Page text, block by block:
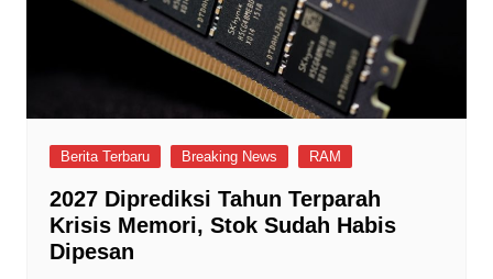
Berita Terbaru Breaking News RAM
2027 Diprediksi Tahun Terparah
Krisis Memori, Stok Sudah Habis
Dipesan